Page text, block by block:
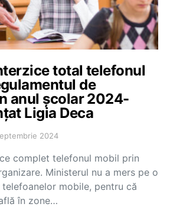
total telefonul
de
anul școlar 2024-
Ligia Deca
2024
complet telefonul mobil prin
Ministerul nu a mers pe o
mobile, pentru că
în zone…